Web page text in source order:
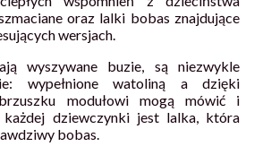
oraz lalki bobas znajdujące
wersjach.
wyszywane buzie, są niezwykle
wypełnione watoliną a dzięki
modułowi mogą mówić i
każdej dziewczynki jest lalka, która
bobas.